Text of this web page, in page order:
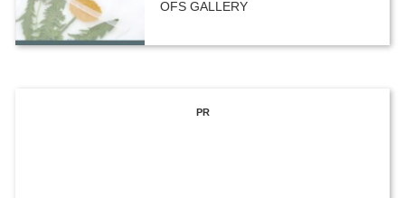
OFS GALLERY
PR